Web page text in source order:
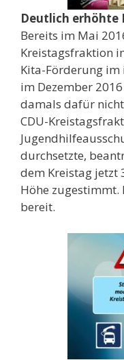
Deutlich erhöhte
Bereits im Mai
Kreistagsfraktion
Kita-Förderung im
im Dezember
damals dafür
CDU-
durchsetzte,
dem Kreistag jetzt
Höhe zugestimmt.
bereit.